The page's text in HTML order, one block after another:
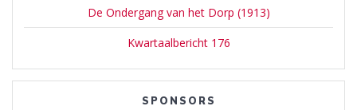
De Ondergang van het Dorp (1913)
Kwartaalbericht 176
SPONSORS